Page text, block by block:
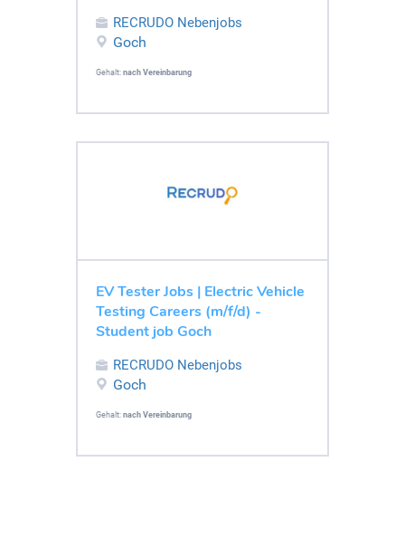
RECRUDO Nebenjobs
Goch
Gehalt: nach Vereinbarung
EV Tester Jobs | Electric Vehicle
Testing Careers (m/f/d) -
Student job Goch
RECRUDO Nebenjobs
Goch
Gehalt: nach Vereinbarung